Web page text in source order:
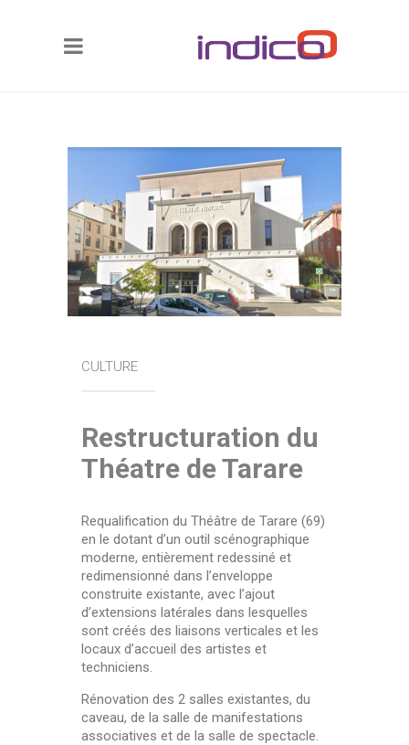
CULTURE
Restructuration du
Théatre de Tarare
Requalification du Théâtre de Tarare (69)
en le dotant d’un outil scénographique
moderne, entièrement redessiné et
redimensionné dans l’enveloppe
construite existante, avec l’ajout
d’extensions latérales dans lesquelles
sont créés des liaisons verticales et les
locaux d’accueil des artistes et
techniciens.
Rénovation des 2 salles existantes, du
caveau, de la salle de manifestations
associatives et de la salle de spectacle.